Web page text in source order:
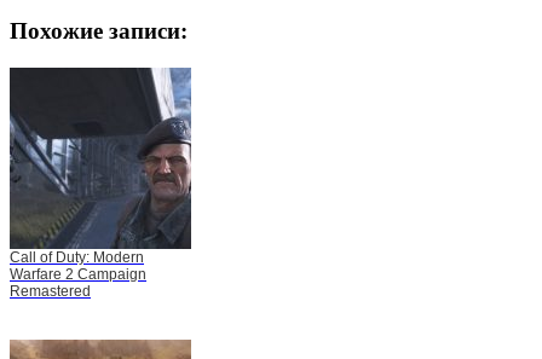
Похожие записи:
Call of Duty: Modern
Warfare 2 Campaign
Remastered